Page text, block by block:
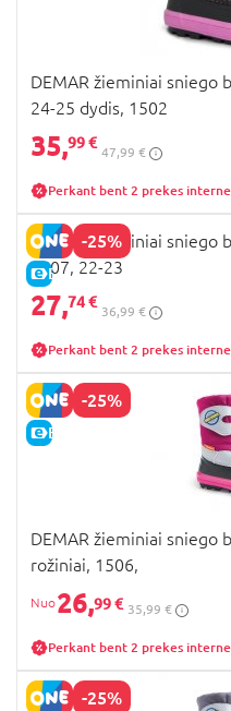
DEMAR žieminiai sniego
24-25 dydis, 1502
35,99 €
47,99 €
Perkant bent 2 prekes
-25%
E-KAINA
DEMAR žieminiai sniego
1507, 22-23
27,74 €
36,99 €
Perkant bent 2 prekes
-25%
E-KAINA
DEMAR žieminiai sniego
rožiniai, 1506,
26,99 € 35,99 €
Perkant bent 2 prekes
-25%